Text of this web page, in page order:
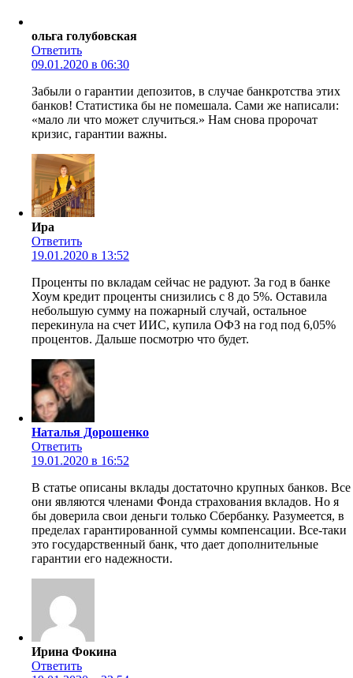
ольга голубовская
Ответить
09.01.2020 в 06:30
Забыли о гарантии депозитов, в случае банкротства этих
банков! Статистика бы не помешала. Сами же написали:
«мало ли что может случиться.» Нам снова пророчат
кризис, гарантии важны.
Ира
Ответить
19.01.2020 в 13:52
Проценты по вкладам сейчас не радуют. За год в банке
Хоум кредит проценты снизились с 8 до 5%. Оставила
небольшую сумму на пожарный случай, остальное
перекинула на счет ИИС, купила ОФЗ на год под 6,05%
процентов. Дальше посмотрю что будет.
Наталья Дорошенко
Ответить
19.01.2020 в 16:52
В статье описаны вклады достаточно крупных банков. Все
они являются членами Фонда страхования вкладов. Но я
бы доверила свои деньги только Сбербанку. Разумеется, в
пределах гарантированной суммы компенсации. Все-таки
это государственный банк, что дает дополнительные
гарантии его надежности.
Ирина Фокинa
Ответить